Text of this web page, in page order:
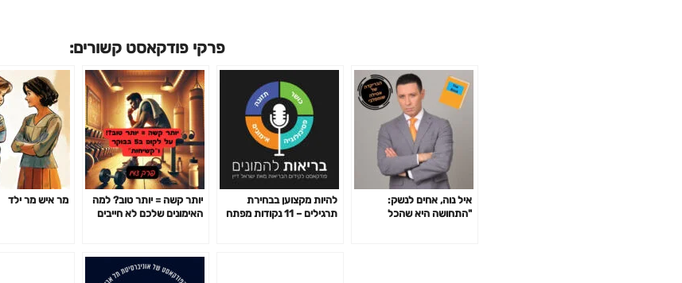
פרקי פודקאסט קשורים:
איל נוה, אחים לנשק:
"התחושה היא שהכל
להיות מקצוען בבחירת
תרגילים – 11 נקודות מפתח
יותר קשה = יותר טוב? למה
האימונים שלכם לא חייבים
מר איש מר ילד